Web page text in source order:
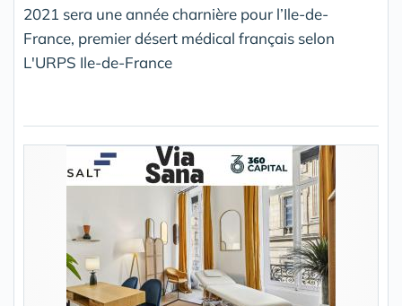
2021 sera une année charnière pour l’Ile-de-
France, premier désert médical français selon
L'URPS Ile-de-France